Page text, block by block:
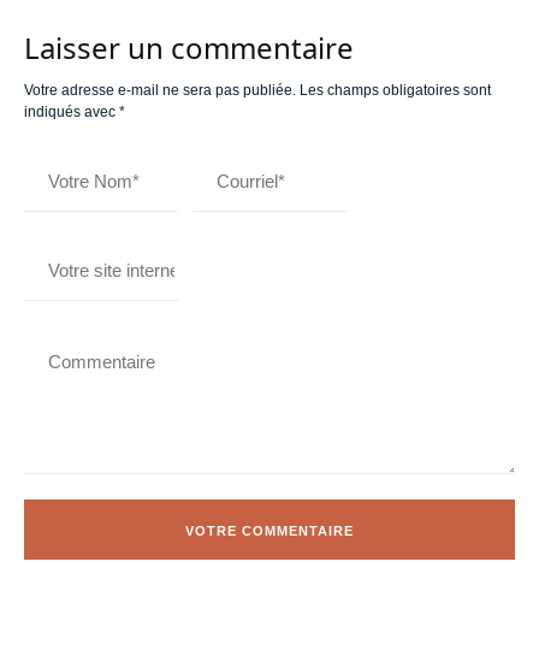
Laisser un commentaire
Votre adresse e-mail ne sera pas publiée. Les champs obligatoires sont
indiqués avec *